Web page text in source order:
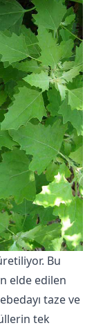
Bu
elde edilen
taze ve
tek